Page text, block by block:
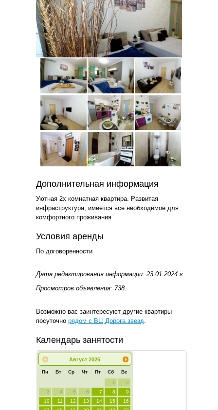
Дополнительная информация
Уютная 2х комнатная квартира. Развитая
инфраструктура, имеется все необходимое для
комфортного проживания
Условия аренды
По договоренности
Дата редактирования информации: 23.01.2024 г.
Просмотров объявления: 738.
Возможно вас заинтересуют другие квартиры
посуточно рядом с ВЦ Дорога звезд.
Календарь занятости
Август 2026
Пн Вт Ср Чт Пт Сб Вс
1
2
3
4 5 6 7 8
9
10
11 12 13 14 15
16